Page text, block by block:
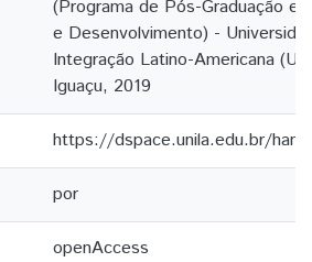
(Programa de Pós-Graduação
e Desenvolvimento) -
Integração Latino-Americana
Iguaçu, 2019
https://dspace.unila.edu.br/
por
openAccess